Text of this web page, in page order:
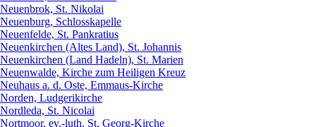
Neuenbrok, St. Nikolai
Neuenburg, Schlosskapelle
Neuenfelde, St. Pankratius
Neuenkirchen (Altes Land), St. Johannis
Neuenkirchen (Land Hadeln), St. Marien
Neuenwalde, Kirche zum Heiligen Kreuz
Neuhaus a. d. Oste, Emmaus-Kirche
Norden, Ludgerikirche
Nordleda, St. Nicolai
Nortmoor, ev.-luth. St. Georg-Kirche